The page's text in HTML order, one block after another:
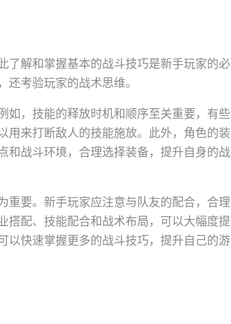
了解和掌握基本的战斗技巧是新手玩家的必
考验玩家的战术思维。
如，技能的释放时机和顺序至关重要，有些
用来打断敌人的技能施放。此外，角色的装
和战斗环境，合理选择装备，提升自身的战
重要。新手玩家应注意与队友的配合，合理
搭配、技能配合和战术布局，可以大幅度提
以快速掌握更多的战斗技巧，提升自己的游